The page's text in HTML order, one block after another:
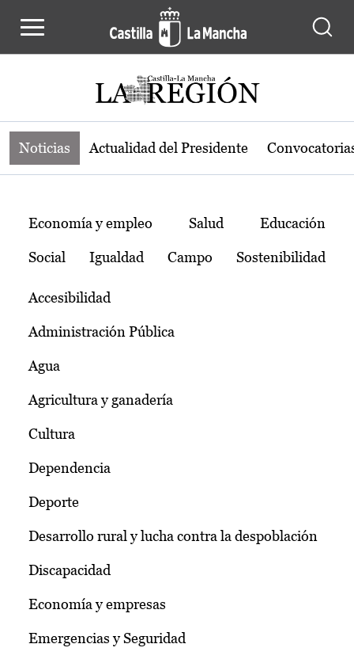
Noticias de la región de Castilla-La
Noticias Actualidad del Presidente
Temas
Economía y empleo Salud Educación
Social Igualdad Campo Sostenibilidad
Accesibilidad
Administración Pública
Agua
Agricultura y ganadería
Cultura
Dependencia
Deporte
Desarrollo rural y lucha contra la despoblación
Discapacidad
Economía y empresas
Emergencias y Seguridad